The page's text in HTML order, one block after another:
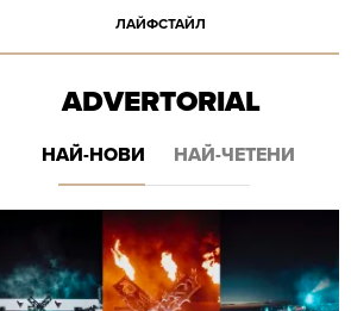
ЛАЙФСТАЙЛ
ADVERTORIAL
НАЙ-НОВИ НАЙ-ЧЕТЕНИ